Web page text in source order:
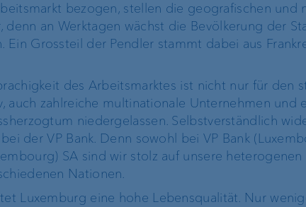
Nachhaltigkeit
Compliance,
Tax Compliance
Risikomanagement
Kundenfeedback-
Management
bezogen, stellen die geografischen und
denn an Werktagen wächst die Bevölkerung der
Ein Grossteil der Pendler stammt dabei aus
des Arbeitsmarktes ist nicht nur für den
auch zahlreiche multinationale Unternehmen und
niedergelassen. Selbstverständlich
der VP Bank. Denn sowohl bei VP Bank
SA sind wir stolz auf unsere heterogenen
Nationen.
Luxemburg eine hohe Lebensqualität. Nur